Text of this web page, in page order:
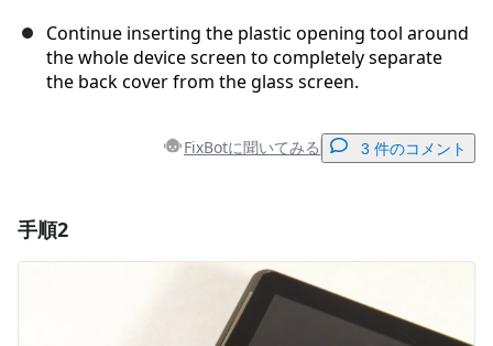
Continue inserting the plastic opening tool around
the whole device screen to completely separate
the back cover from the glass screen.
FixBotに聞いてみる 3 件のコメント
手順2